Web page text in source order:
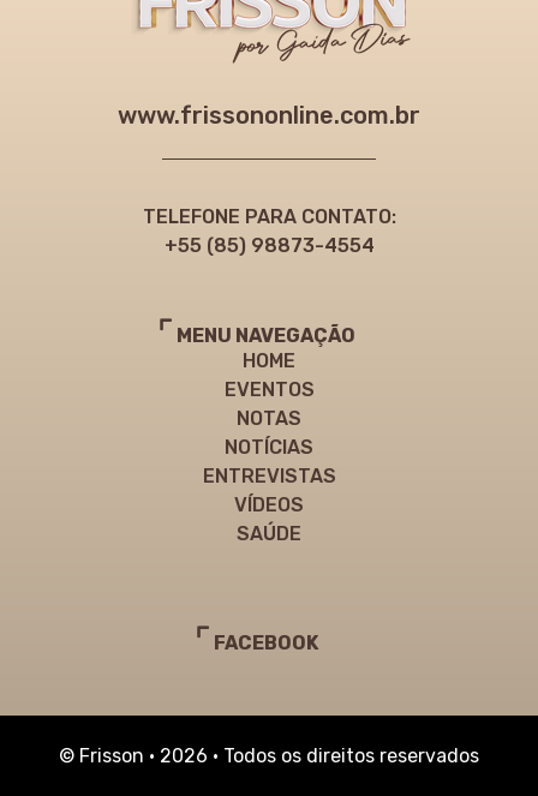
www.frissononline.com.br
TELEFONE PARA CONTATO:
+55 (85) 98873-4554
MENU NAVEGAÇÃO
HOME
EVENTOS
NOTAS
NOTÍCIAS
ENTREVISTAS
VÍDEOS
SAÚDE
FACEBOOK
© Frisson • 2026 • Todos os direitos reservados